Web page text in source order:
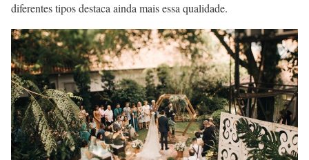
diferentes tipos destaca ainda mais essa qualidade.